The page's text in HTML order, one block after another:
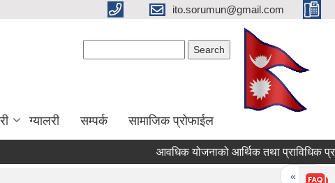
ito.sorumun@gmail.com
ग्यालरी सम्पर्क सामाजिक प्रोफाईल
आवधिक योजनाको आर्थिक तथा प्राविधिक
« first